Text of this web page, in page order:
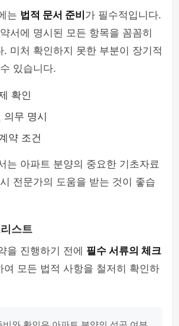
는 법적 문서 준비 가 필수적입니다.
서에 명시된 모든 항목을 꼼꼼히
. 미처 확인하지 못한 부분이 장기적
있습니다.
확인
의무 명시
약 조건
는 아파트 분양의 중요한 기초자료
전문가의 도움을 받는 것이 좋습
스트
을 진행하기 전에 필수 서류의 체크
여 모든 법적 사항을 철저히 확인하